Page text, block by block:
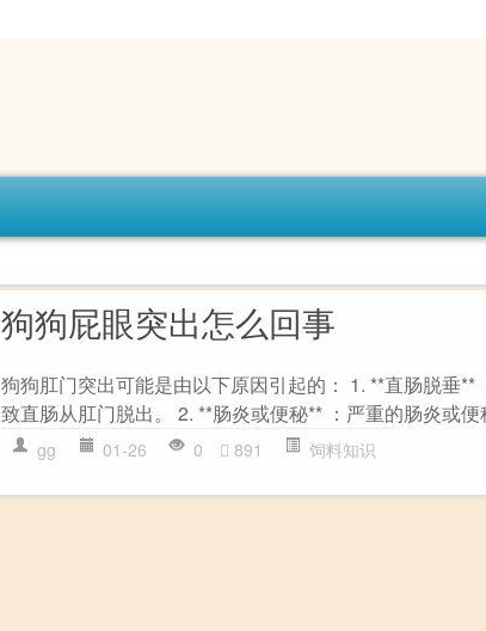
狗狗屁眼突出怎么回事
狗狗肛门突出可能是由以下原因引起的： 1. **直肠脱垂
致直肠从肛门脱出。 2. **肠炎或便秘** ：严重的肠炎或便
gg 01-26 0 891 饲料知识